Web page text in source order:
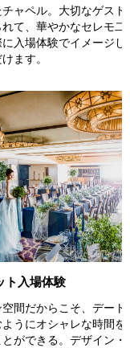
ャペル。大切なゲスト
て、華やかなセレモ二
入場体験でイメージし
ます。
ト入場体験
間だからこそ、デート
うにオシャレな時間を
ができる。デザイン・